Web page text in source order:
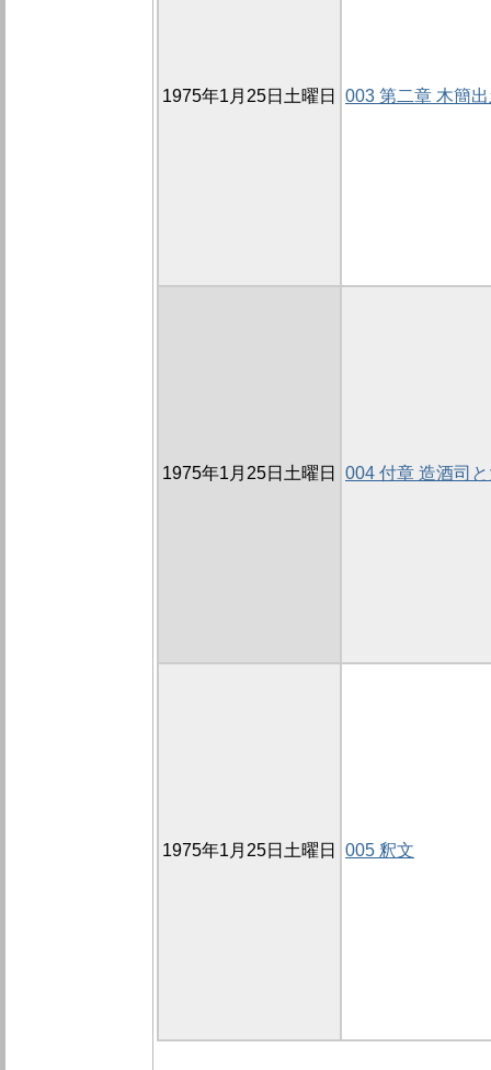
1975年1月25日土曜日 003 第二章 木簡
1975年1月25日土曜日 004 付章 造酒司
1975年1月25日土曜日 005 釈文